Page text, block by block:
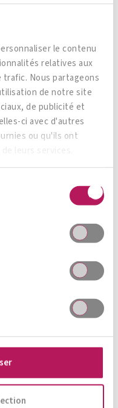
le contenu
relatives aux
Nous partageons
de notre site
de publicité et
ci avec d'autres
ou qu'ils ont
auto-
par
par
chronique sont
causée par la
brièvement